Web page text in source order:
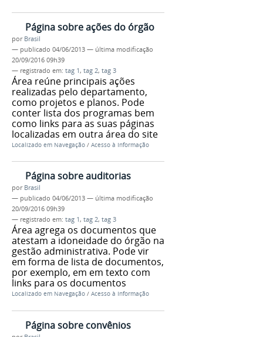
Página sobre ações do órgão
por Brasil
— publicado 04/06/2013 — última modificação
20/09/2016 09h39
— registrado em: tag 1, tag 2, tag 3
Área reúne principais ações
realizadas pelo departamento,
como projetos e planos. Pode
conter lista dos programas bem
como links para as suas páginas
localizadas em outra área do site
Localizado em Navegação / Acesso à Informação
Página sobre auditorias
por Brasil
— publicado 04/06/2013 — última modificação
20/09/2016 09h39
— registrado em: tag 1, tag 2, tag 3
Área agrega os documentos que
atestam a idoneidade do órgão na
gestão administrativa. Pode vir
em forma de lista de documentos,
por exemplo, em em texto com
links para os documentos
Localizado em Navegação / Acesso à Informação
Página sobre convênios